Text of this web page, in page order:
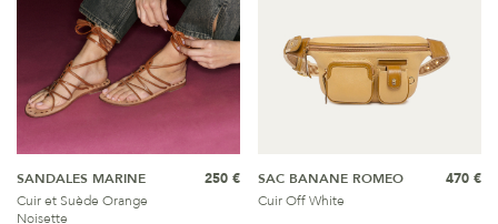
SANDALES MARINE
Cuir et Suède Orange
Noisette
250 €
SAC BANANE ROMEO
Cuir Off White
470 €